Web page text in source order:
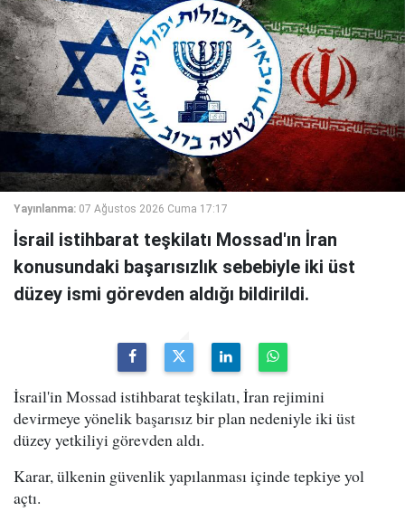
Yayınlanma: 07 Ağustos 2026 Cuma 17:17
İsrail istihbarat teşkilatı Mossad'ın İran
konusundaki başarısızlık sebebiyle iki üst
düzey ismi görevden aldığı bildirildi.
İsrail'in Mossad istihbarat teşkilatı, İran rejimini
devirmeye yönelik başarısız bir plan nedeniyle iki üst
düzey yetkiliyi görevden aldı.
Karar, ülkenin güvenlik yapılanması içinde tepkiye yol
açtı.